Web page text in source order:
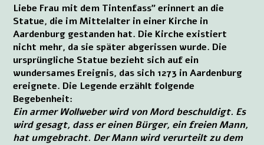
Liebe Frau mit dem Tintenfass" erinnert an die
Statue, die im Mittelalter in einer Kirche in
Aardenburg gestanden hat. Die Kirche existiert
nicht mehr, da sie später abgerissen wurde. Die
ursprüngliche Statue bezieht sich auf ein
wundersames Ereignis, das sich 1273 in Aardenburg
ereignete. Die Legende erzählt folgende
Begebenheit:
Ein armer Wollweber wird von Mord beschuldigt. Es
wird gesagt, dass er einen Bürger, ein freien Mann,
hat umgebracht. Der Mann wird verurteilt zu dem